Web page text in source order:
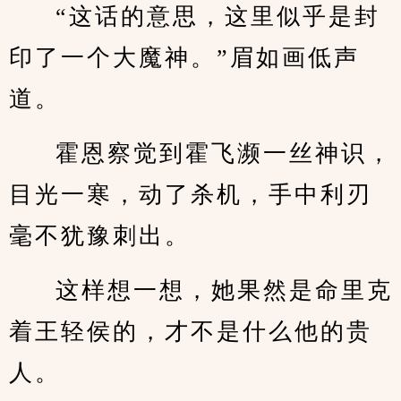
“这话的意思，这里似乎是封
印了一个大魔神。”眉如画低声
道。
霍恩察觉到霍飞濒一丝神识，
目光一寒，动了杀机，手中利刃
毫不犹豫刺出。
这样想一想，她果然是命里克
着王轻侯的，才不是什么他的贵
人。